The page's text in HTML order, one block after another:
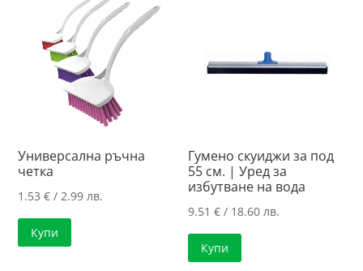
Универсална ръчна
четка
1.53€ / 2.99 лв.
Купи
Гумено скуиджи за под
55 см. | Уред за
избутване на вода
9.51€ / 18.60 лв.
Купи